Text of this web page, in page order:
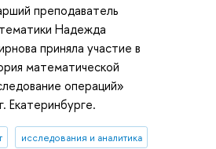
преподаватель
Надежда
приняла участие в
математической
операций»
Екатеринбурге.
исследования и аналитика